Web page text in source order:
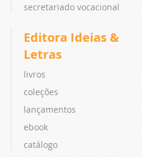
secretariado vocacional
Editora Ideias &
Letras
livros
coleções
lançamentos
ebook
catálogo